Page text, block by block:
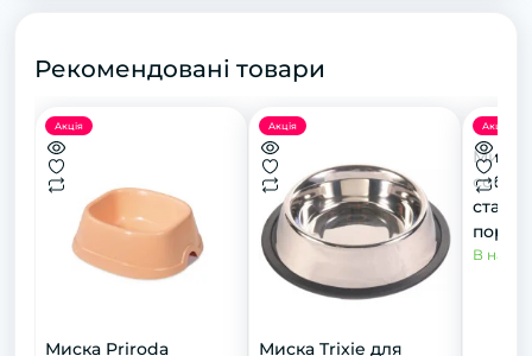
Рекомендовані товари
Акція
Миска Priroda
Акція
Миска Trixie для
Акція
Миска
сталі
порід
В